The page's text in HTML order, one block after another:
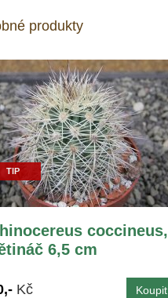
produkty
TIP
coccineus,
6,5 cm
Kč